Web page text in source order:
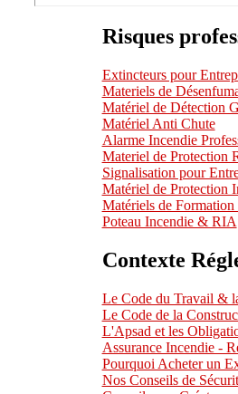
Risques
Extincteurs pour
Materiels de
Matériel de Détection
Matériel Anti Chute
Alarme Incendie
Materiel de Protection
Signalisation pour
Matériel de Protection
Matériels de Formation
Poteau Incendie & RIA
Contexte
Le Code du Travail &
Le Code de la
L'Apsad et les
Assurance Incendie -
Pourquoi Acheter un
Nos Conseils de